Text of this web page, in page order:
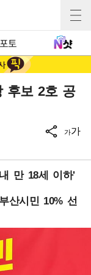
포토
후보 2호 공
가가
만 18세 이하'
산시민 10% 선